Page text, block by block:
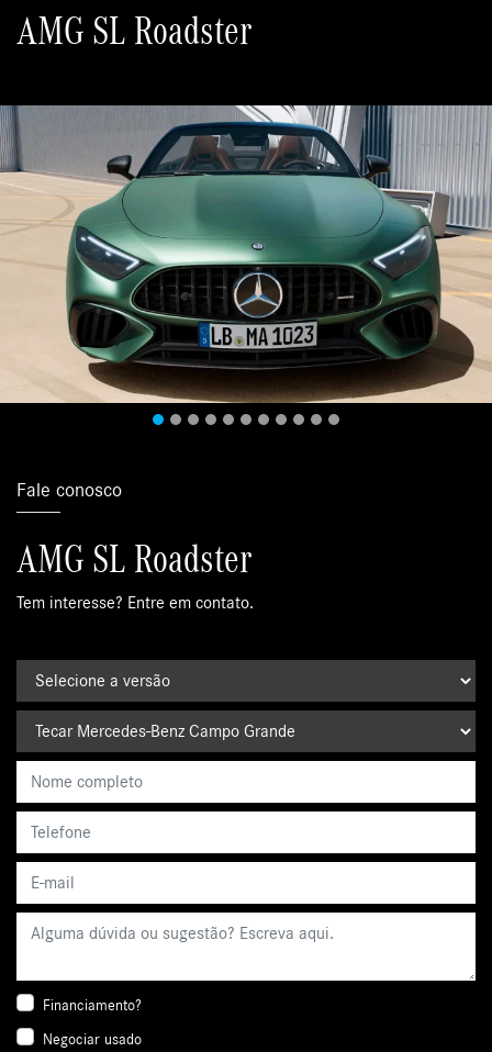
AMG SL Roadster
Fale conosco
AMG SL Roadster
Tem interesse? Entre em contato.
Financiamento?
Negociar usado